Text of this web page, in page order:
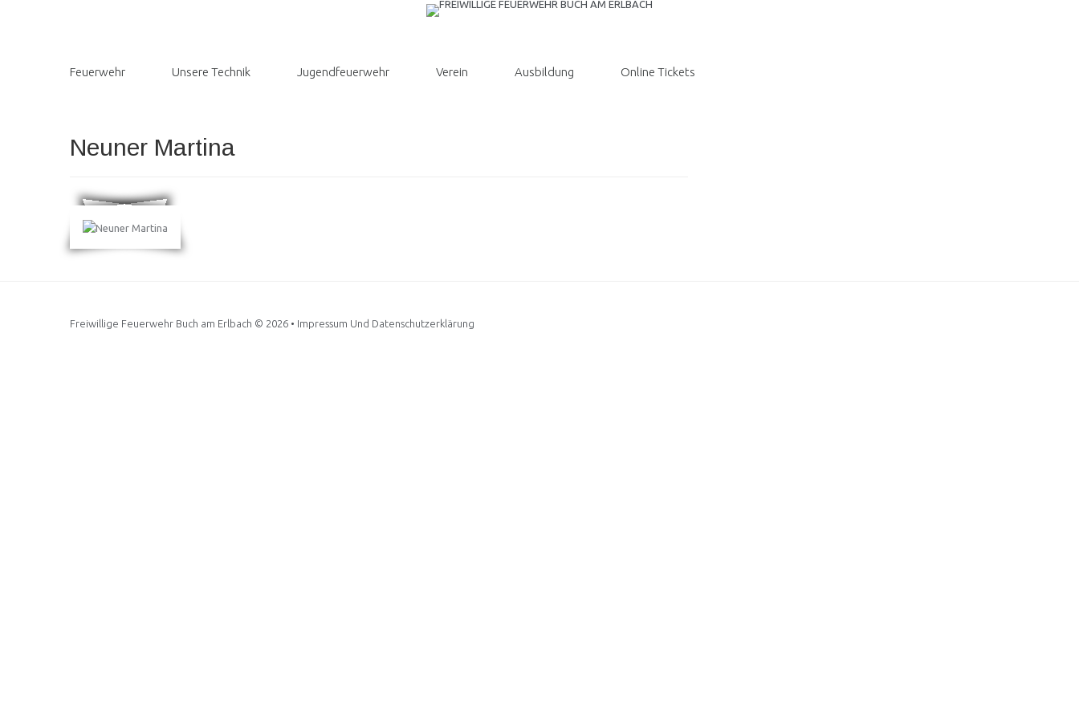
Feuerwehr Unsere Technik Jugendfeuerwehr Verein Ausbildung Online Tickets
Neuner Martina
Freiwillige Feuerwehr Buch am Erlbach © 2026 • Impressum Und Datenschutzerklärung